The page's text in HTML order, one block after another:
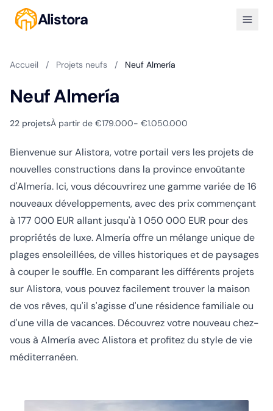
Alistora
Accueil / Projets neufs / Neuf Almería
Neuf Almería
22 projetsÀ partir de €179.000- €1.050.000
Bienvenue sur Alistora, votre portail vers les projets de
nouvelles constructions dans la province envoûtante
d'Almería. Ici, vous découvrirez une gamme variée de 16
nouveaux développements, avec des prix commençant
à 177 000 EUR allant jusqu'à 1 050 000 EUR pour des
propriétés de luxe. Almería offre un mélange unique de
plages ensoleillées, de villes historiques et de paysages
à couper le souffle. En comparant les différents projets
sur Alistora, vous pouvez facilement trouver la maison
de vos rêves, qu'il s'agisse d'une résidence familiale ou
d'une villa de vacances. Découvrez votre nouveau chez-
vous à Almería avec Alistora et profitez du style de vie
méditerranéen.